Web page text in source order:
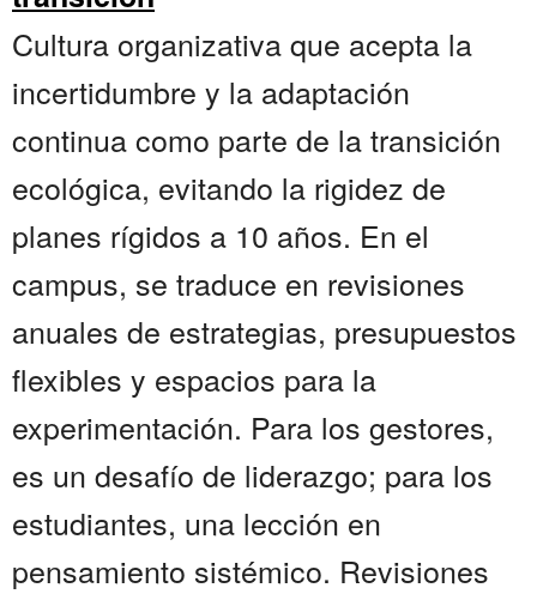
Cultura organizativa que acepta la
incertidumbre y la adaptación
continua como parte de la transición
ecológica, evitando la rigidez de
planes rígidos a 10 años. En el
campus, se traduce en revisiones
anuales de estrategias, presupuestos
flexibles y espacios para la
experimentación. Para los gestores,
es un desafío de liderazgo; para los
estudiantes, una lección en
pensamiento sistémico. Revisiones